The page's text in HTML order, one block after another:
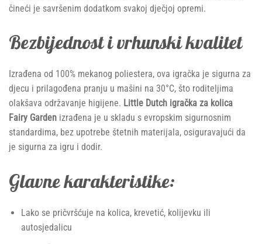
čineći je savršenim dodatkom svakoj dječjoj opremi.
Bezbijednost i vrhunski kvalitet
Izrađena od 100% mekanog poliestera, ova igračka je sigurna za
djecu i prilagođena pranju u mašini na 30°C, što roditeljima
olakšava održavanje higijene. Little Dutch igračka za kolica
Fairy Garden izrađena je u skladu s evropskim sigurnosnim
standardima, bez upotrebe štetnih materijala, osiguravajući da
je sigurna za igru i dodir.
Glavne karakteristike:
Lako se pričvršćuje na kolica, krevetić, kolijevku ili
autosjedalicu